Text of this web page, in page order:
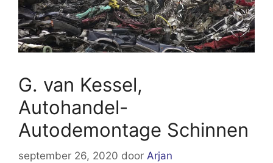
G. van Kessel,
Autohandel-
Autodemontage Schinnen
september 26, 2020 door Arjan